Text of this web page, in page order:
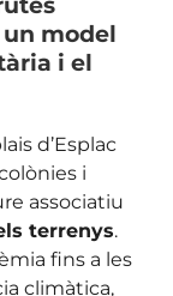
model
i el
d’Esplac
i
associatiu
terrenys.
fins a les
climàtica,